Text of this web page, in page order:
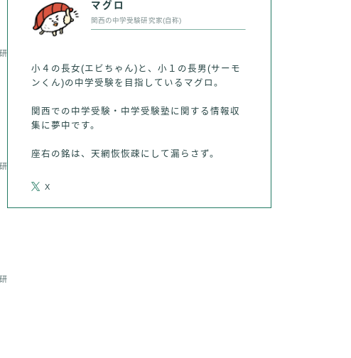
マグロ
関西の中学受験研究家(自称)
小４の長女(エビちゃん)と、小１の長男(サーモ
ンくん)の中学受験を目指しているマグロ。
関西での中学受験・中学受験塾に関する情報収
集に夢中です。
座右の銘は、天網恢恢疎にして漏らさず。
X